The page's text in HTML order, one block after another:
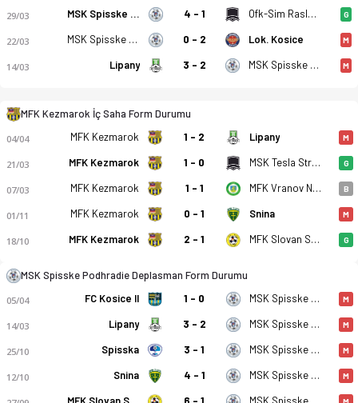
MFK Kezmarok - MSK Spisske Podhradie 6-2 bitti. Gol
29/03 MSK Spisske Podhradie 4 - 1 Ofk-Sim Raslavice G
22/03 MSK Spisske Podhradie 0 - 2 Lok. Kosice M
14/03 Lipany 3 - 2 MSK Spisske Podhradie M
MFK Kezmarok İç Saha Form Durumu
04/04 MFK Kezmarok 1 - 2 Lipany M
21/03 MFK Kezmarok 1 - 0 MSK Tesla Stropkov G
07/03 MFK Kezmarok 1 - 1 MFK Vranov Nad Topou B
01/11 MFK Kezmarok 0 - 1 Snina M
18/10 MFK Kezmarok 2 - 1 MFK Slovan Sabinov G
MSK Spisske Podhradie Deplasman Form Durumu
05/04 FC Kosice II 1 - 0 MSK Spisske Podhradie M
14/03 Lipany 3 - 2 MSK Spisske Podhradie M
25/10 Spisska 3 - 1 MSK Spisske Podhradie M
12/10 Snina 4 - 1 MSK Spisske Podhradie M